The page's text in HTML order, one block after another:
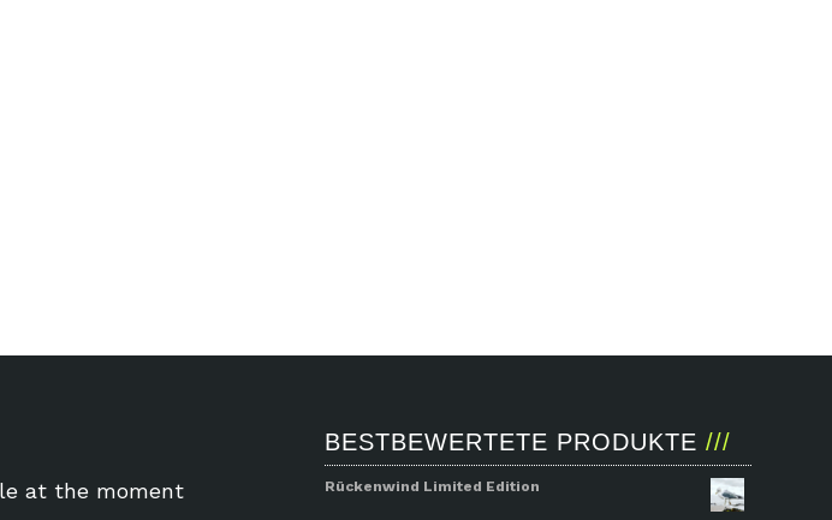
at the moment
BESTBEWERTETE PRODUKTE
Rückenwind Limited Edition